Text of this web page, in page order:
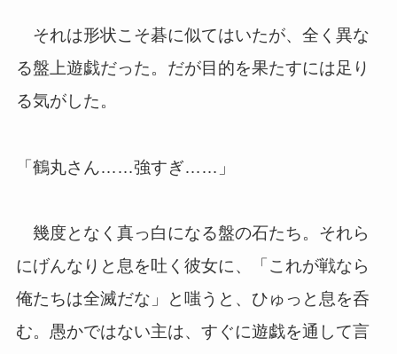
それは形状こそ碁に似てはいたが、全く異な
る盤上遊戯だった。だが目的を果たすには足り
る気がした。
「鶴丸さん……強すぎ……」
幾度となく真っ白になる盤の石たち。それら
にげんなりと息を吐く彼女に、「これが戦なら
俺たちは全滅だな」と嗤うと、ひゅっと息を呑
む。愚かではない主は、すぐに遊戯を通して言